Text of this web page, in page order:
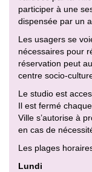
participer à une
dispensée par un
Les usagers se
nécessaires pour
réservation peut
centre socio-
Le studio est
Il est fermé
Ville s’autorise à
en cas de
Les plages
Lundi